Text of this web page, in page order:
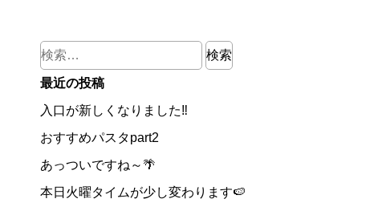
検
索:
最近の投稿
入口が新しくなりました‼
おすすめパスタpart2
あっついですね～🌴
本日火曜タイムが少し変わります🍉